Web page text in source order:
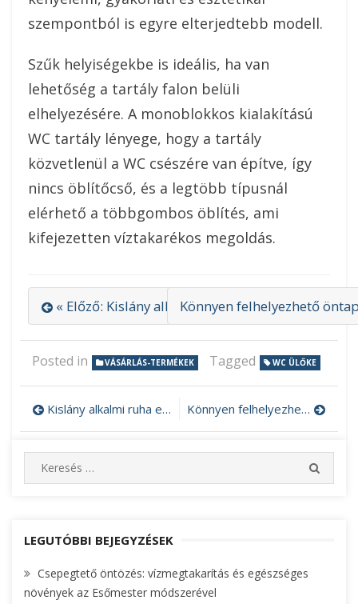
szempontból is egyre elterjedtebb modell.
Szűk helyiségekbe is ideális, ha van
lehetőség a tartály falon belüli
elhelyezésére. A monoblokkos kialakítású
WC tartály lényege, hogy a tartály
közvetlenül a WC csészére van építve, így
nincs öblítőcső, és a legtöbb típusnál
elérhető a többgombos öblítés, ami
kifejezetten víztakarékos megoldás.
« Előző: Kislány alkalmi ruha egyedi
Könnyen felhelyezhető
Posted in VÁSÁRLÁS-TERMÉKEK Tagged WC ÜLŐKE
Bejegyzés
navigáció
Kislány alkalmi ruha egyedi szabásvonallal Könnyen felhelyezhető öntapadós fólia szekrényre
e
c
f
o
E
LEGUTÓBBI BEJEGYZÉSEK
Csepegtető öntözés: vízmegtakarítás és egészséges
növények az Esőmester módszerével